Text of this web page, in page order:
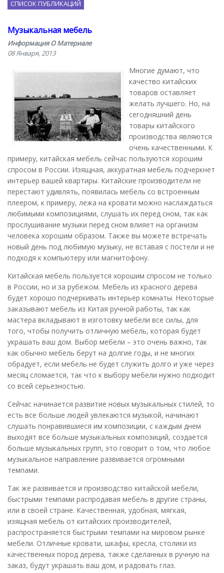
СПИСОК ПУБЛИКАЦИЙ
Музыкальная мебель
Информация О Материале
08 Января, 2013
Многие думают, что
качество китайских
товаров оставляет
желать лучшего. Но, на
сегодняшний день
товары китайского
производства являются
очень качественными. К
примеру, китайская мебель сейчас пользуются хорошим
спросом в России. Изящная, аккуратная мебель подчеркнет
интерьер вашей квартиры. Китайские производители не
перестают удивлять, появилась мебель со встроенным
плеером, к примеру, лежа на кровати можно наслаждаться
любимыми композициями, слушать их перед сном, так как
прослушивание музыки перед сном влияет на организм
человека хорошим образом. Также вы можете встречать
новый день под любимую музыку, не вставая с постели и не
подходя к компьютеру или магнитофону.
Китайская мебель пользуется хорошим спросом не только
в России, но и за рубежом. Мебель из красного дерева
будет хорошо подчеркивать интерьер комнаты. Некоторые
заказывают мебель из Китая ручной работы, так как
мастера вкладывают в изготовку мебели все силы, для
того, чтобы получить отличную мебель, которая будет
украшать ваш дом. Выбор мебели – это очень важно, так
как обычно мебель берут на долгие годы, и не многих
обрадует, если мебель не будет служить долго и уже через
месяц сломается, так что к выбору мебели нужно подходит
со всей серьезностью.
Сейчас начинается развитие новых музыкальных стилей, то
есть все больше людей увлекаются музыкой, начинают
слушать понравившиеся им композиции, с каждым днем
выходят все больше музыкальных композиций, создается
больше музыкальных групп, это говорит о том, что любое
музыкальное направление развивается огромными
темпами.
Так же развивается и производство китайской мебели,
быстрыми темпами распродавая мебель в другие страны,
или в своей стране. Качественная, удобная, мягкая,
изящная мебель от китайских производителей,
распространяется быстрыми темпами на мировом рынке
мебели. Отличные кровати, шкафы, кресла, столики из
качественных пород дерева, также сделанных в ручную на
заказ, будут украшать ваш дом, и радовать глаз.